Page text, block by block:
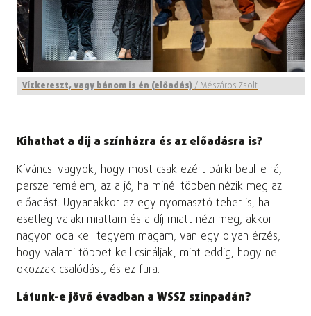
Vízkereszt, vagy bánom is én (előadás)/Mészáros Zsolt
Kihathat a díj a színházra és az előadásra is?
Kíváncsi vagyok, hogy most csak ezért bárki beül-e rá,
persze remélem, az a jó, ha minél többen nézik meg az
előadást. Ugyanakkor ez egy nyomasztó teher is, ha
esetleg valaki miattam és a díj miatt nézi meg, akkor
nagyon oda kell tegyem magam, van egy olyan érzés,
hogy valami többet kell csináljak, mint eddig, hogy ne
okozzak csalódást, és ez fura.
Látunk-e jövő évadban a WSSZ színpadán?